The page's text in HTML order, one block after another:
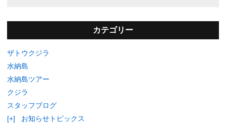
カテゴリー
ザトウクジラ
水納島
水納島ツアー
クジラ
スタッフブログ
[+]
お知らせトピックス